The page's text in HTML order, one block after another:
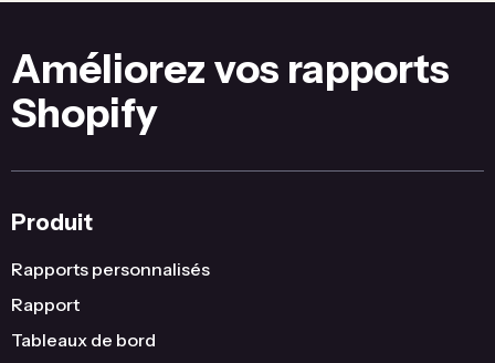
Améliorez vos rapports
Shopify
Produit
Rapports personnalisés
Rapport
Tableaux de bord